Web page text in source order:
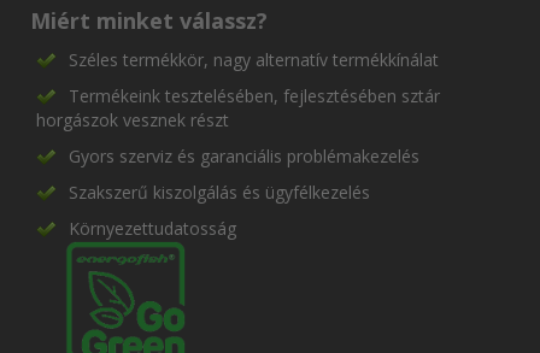
Miért minket válassz?
Széles termékkör, nagy alternatív termékkínálat
Termékeink tesztelésében, fejlesztésében sztár
horgászok vesznek részt
Gyors szerviz és garanciális problémakezelés
Szakszerű kiszolgálás és ügyfélkezelés
Környezettudatosság